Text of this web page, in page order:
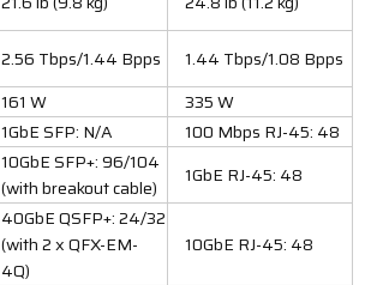
2.56 Tbps/1.44 Bpps
1.44 Tbps/1.08 Bpps
161 W 335 W
1GbE SFP: N/A
100 Mbps RJ-45: 48
10GbE SFP+: 96/104
(with breakout cable)
1GbE RJ-45: 48
40GbE QSFP+: 24/32
(with 2 x QFX-EM-
4Q)
10GbE RJ-45: 48